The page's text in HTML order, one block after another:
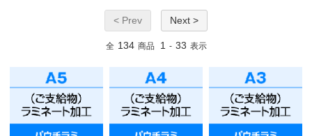
< Prev Next >
全 134 商品 1 - 33 表示